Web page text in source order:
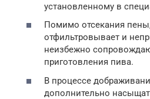
установленному в
Помимо отсекания
отфильтровывает и
неизбежно
приготовления пива.
В процессе
дополнительно